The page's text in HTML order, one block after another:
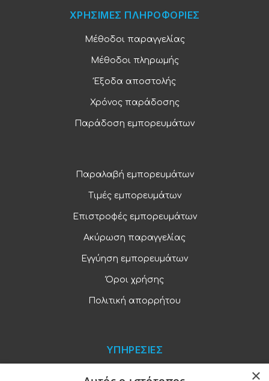
ΧΡΗΣΙΜΕΣ ΠΛΗΡΟΦΟΡΙΕΣ
Μέθοδοι παραγγελίας
Μέθοδοι πληρωμής
Έξοδα αποστολής
Χρόνος παράδοσης
Παράδοση εμπορευμάτων
Παραλαβή εμπορευμάτων
Τιμές εμπορευμάτων
Επιστροφές εμπορευμάτων
Ακύρωση παραγγελίας
Εγγύηση εμπορευμάτων
Όροι χρήσης
Πολιτική απορρήτου
ΥΠΗΡΕΣΙΕΣ
×